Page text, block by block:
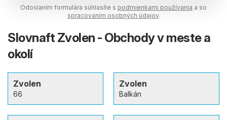
Odoslaním formulára súhlasíte s podmienkami používania a so
spracovaním osobných údajov.
Slovnaft Zvolen - Obchody v meste a
okolí
Zvolen
66
Zvolen
Balkán